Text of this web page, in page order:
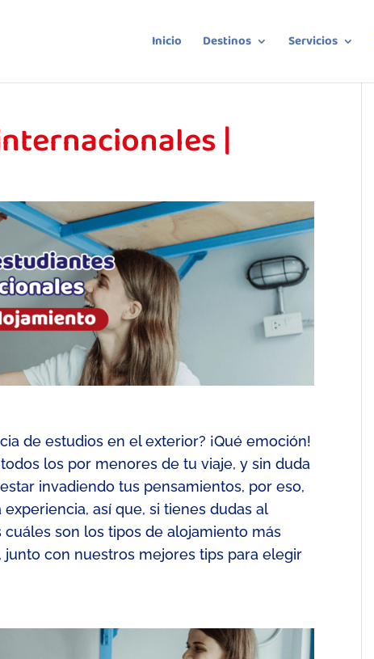
Inicio Destinos Servicios
|
de estudios en el exterior? ¡Qué emoción!
los por menores de tu viaje, y sin duda
invadiendo tus pensamientos, por eso,
así que, si tienes dudas al
cuáles son los tipos de alojamiento más
junto con nuestros mejores tips para elegir